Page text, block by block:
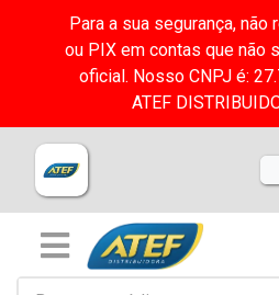
Para a sua segurança,
ou PIX em contas que não
oficial. Nosso CNPJ é:
ATEF